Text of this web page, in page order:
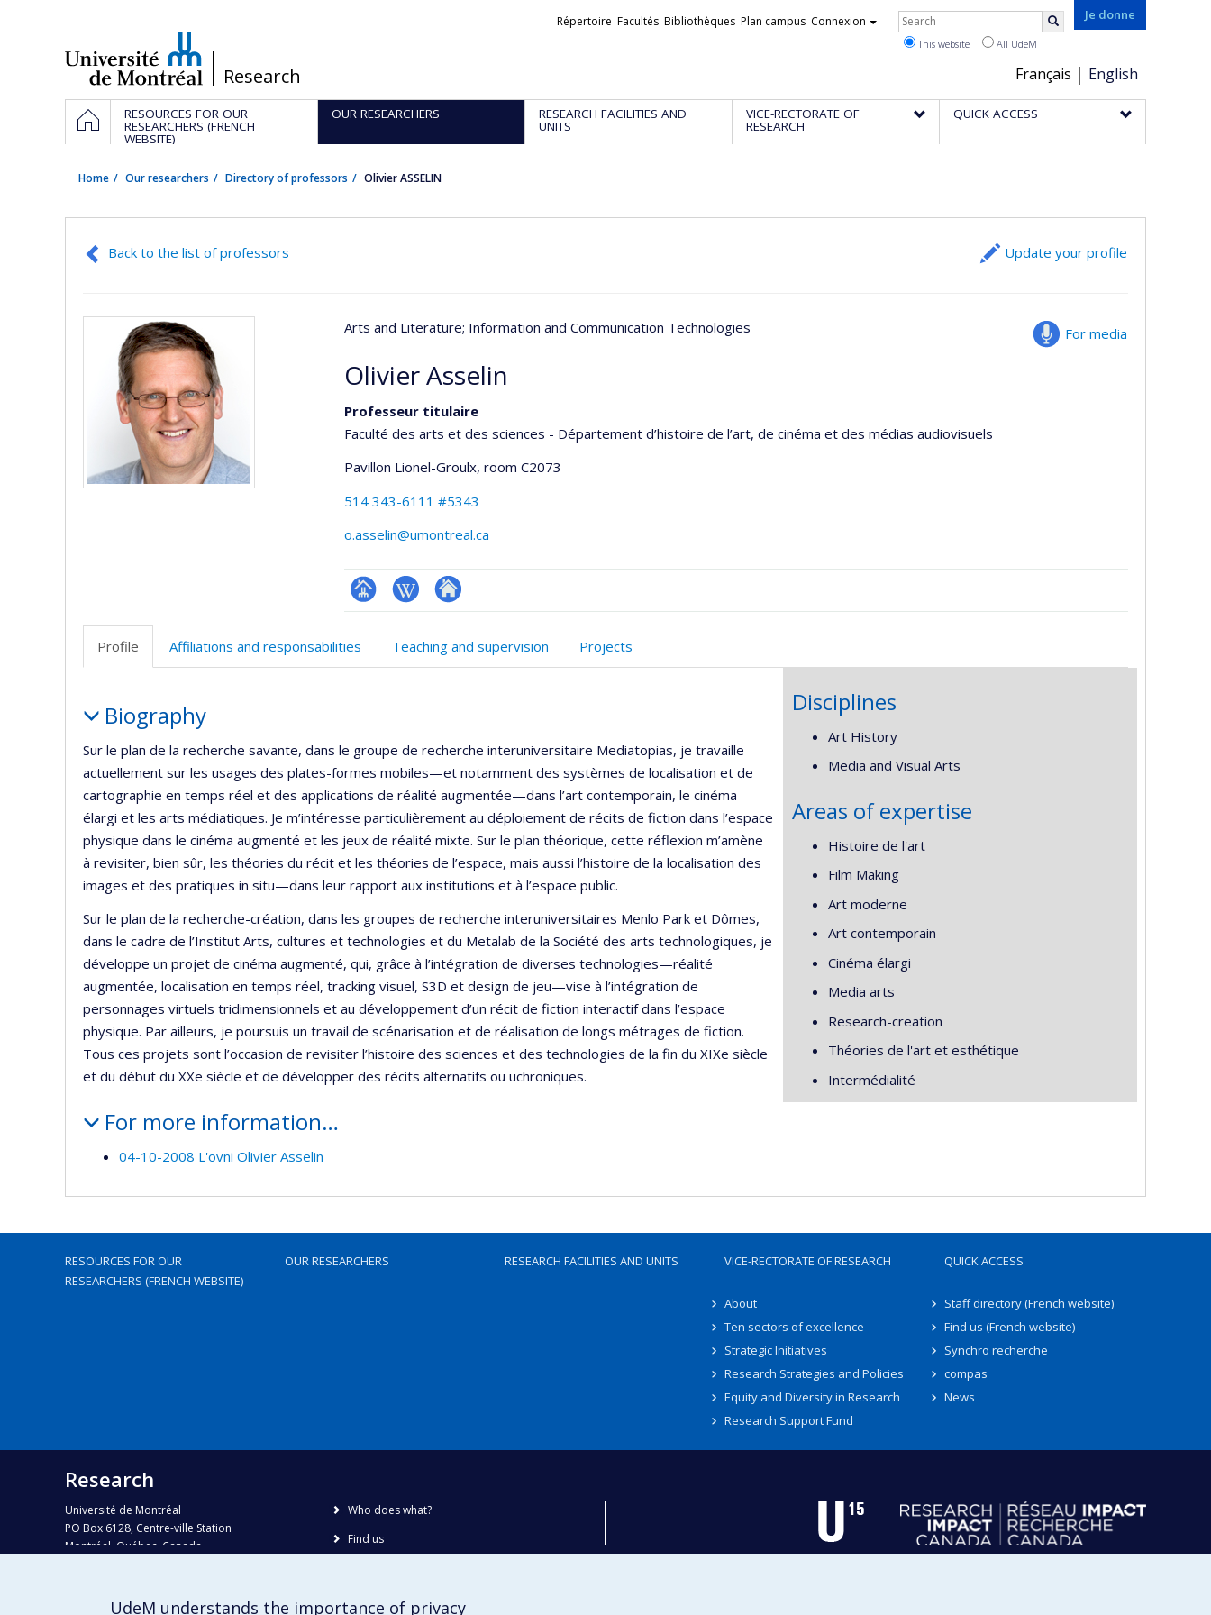
/Research
Je donne
Choix
de
la
Français English
Liens
Répertoire Facultés Bibliothèques Plan campus Connexion Rechercher
This website All UdeM
Navigation
principale
HOMERESOURCES FOR OUR
RESEARCHERS (FRENCH
WEBSITE)
OUR RESEARCHERS RESEARCH FACILITIES AND
UNITS
VICE-RECTORATE OF
RESEARCH
QUICK ACCESS
Home Our researchers Directory of professors Olivier ASSELIN
Back to the list of professors Update your profile
For media
Arts and Literature; Information and Communication Technologies
Olivier Asselin
Professeur titulaire
Faculté des arts et des sciences - Département d’histoire de l’art, de cinéma et des médias audiovisuels
Pavillon Lionel-Groulx, room C2073
514 343-6111 #5343
o.asselin@umontreal.ca
Page
(faculté,département,école)
Wiki
Autre
web
Profile Affiliations and responsabilities Teaching and supervision Projects
Biography
Sur le plan de la recherche savante, dans le groupe de recherche interuniversitaire Mediatopias, je travaille
actuellement sur les usages des plates-formes mobiles—et notamment des systèmes de localisation et de
cartographie en temps réel et des applications de réalité augmentée—dans l’art contemporain, le cinéma
élargi et les arts médiatiques. Je m’intéresse particulièrement au déploiement de récits de fiction dans l’espace
physique dans le cinéma augmenté et les jeux de réalité mixte. Sur le plan théorique, cette réflexion m’amène
à revisiter, bien sûr, les théories du récit et les théories de l’espace, mais aussi l’histoire de la localisation des
images et des pratiques in situ—dans leur rapport aux institutions et à l’espace public.
Sur le plan de la recherche-création, dans les groupes de recherche interuniversitaires Menlo Park et Dômes,
dans le cadre de l’Institut Arts, cultures et technologies et du Metalab de la Société des arts technologiques, je
développe un projet de cinéma augmenté, qui, grâce à l’intégration de diverses technologies—réalité
augmentée, localisation en temps réel, tracking visuel, S3D et design de jeu—vise à l’intégration de
personnages virtuels tridimensionnels et au développement d’un récit de fiction interactif dans l’espace
physique. Par ailleurs, je poursuis un travail de scénarisation et de réalisation de longs métrages de fiction.
Tous ces projets sont l’occasion de revisiter l’histoire des sciences et des technologies de la fin du XIXe siècle
et du début du XXe siècle et de développer des récits alternatifs ou uchroniques.
For more information…
04-10-2008 L'ovni Olivier Asselin
Disciplines
Art History
Media and Visual Arts
Areas of expertise
Histoire de l'art
Film Making
Art moderne
Art contemporain
Cinéma élargi
Media arts
Research-creation
Théories de l'art et esthétique
Intermédialité
RESOURCES FOR OUR
RESEARCHERS (FRENCH WEBSITE)
OUR RESEARCHERS RESEARCH FACILITIES AND UNITS VICE-RECTORATE OF RESEARCH
About
Ten sectors of excellence
Strategic Initiatives
Research Strategies and Policies
Equity and Diversity in Research
Research Support Fund
QUICK ACCESS
Staff directory (French website)
Find us (French website)
Synchro recherche
compas
News
Research
Université de Montréal
PO Box 6128, Centre-ville Station
Montréal, Québec, Canada
Phone : 514 343-6111, #38492
Who does what?
Find us
UdeM understands the importance of privacy